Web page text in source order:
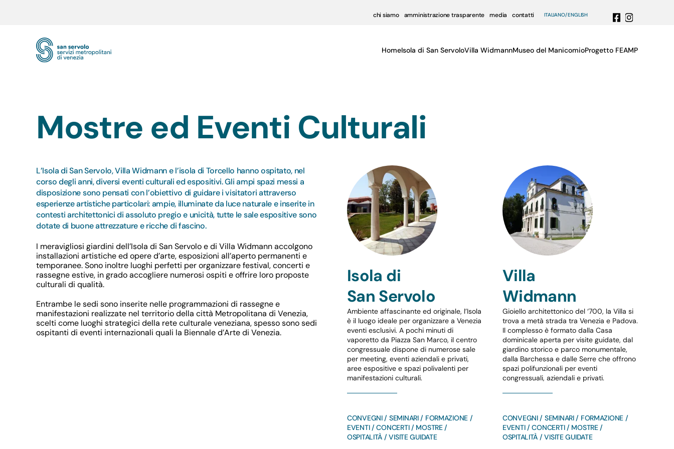
chi siamo amministrazione trasparente media contatti ITALIANO ENGLISH
HomeIsola di San ServoloVilla WidmannMuseo del ManicomioProgetto FEAMP
Mostre ed Eventi Culturali
L’Isola di San Servolo, Villa Widmann e l’isola di Torcello hanno ospitato, nel
corso degli anni, diversi eventi culturali ed espositivi. Gli ampi spazi messi a
disposizione sono pensati con l’obiettivo di guidare i visitatori attraverso
esperienze artistiche particolari: ampie, illuminate da luce naturale e inserite in
contesti architettonici di assoluto pregio e unicità, tutte le sale espositive sono
dotate di buone attrezzature e ricche di fascino.
I meravigliosi giardini dell’Isola di San Servolo e di Villa Widmann accolgono
installazioni artistiche ed opere d’arte, esposizioni all’aperto permanenti e
temporanee. Sono inoltre luoghi perfetti per organizzare festival, concerti e
rassegne estive, in grado accogliere numerosi ospiti e offrire loro proposte
culturali di qualità.
Entrambe le sedi sono inserite nelle programmazioni di rassegne e
manifestazioni realizzate nel territorio della città Metropolitana di Venezia,
scelti come luoghi strategici della rete culturale veneziana, spesso sono sedi
ospitanti di eventi internazionali quali la Biennale d’Arte di Venezia.
Isola di
San Servolo
Ambiente affascinante ed originale, l’Isola
è il luogo ideale per organizzare a Venezia
eventi esclusivi. A pochi minuti di
vaporetto da Piazza San Marco, il centro
congressuale dispone di numerose sale
per meeting, eventi aziendali e privati,
aree espositive e spazi polivalenti per
manifestazioni culturali.
CONVEGNI / SEMINARI / FORMAZIONE /
EVENTI / CONCERTI / MOSTRE /
OSPITALITÀ / VISITE GUIDATE
Villa
Widmann
Gioiello architettonico del ‘700, la Villa si
trova a metà strada tra Venezia e Padova.
Il complesso è formato dalla Casa
dominicale aperta per visite guidate, dal
giardino storico e parco monumentale,
dalla Barchessa e dalle Serre che offrono
spazi polifunzionali per eventi
congressuali, aziendali e privati.
CONVEGNI / SEMINARI / FORMAZIONE /
EVENTI / CONCERTI / MOSTRE /
OSPITALITÀ / VISITE GUIDATE